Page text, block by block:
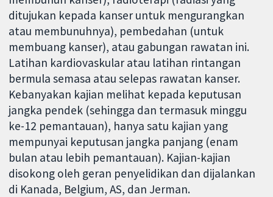
ditujukan kepada kanser untuk mengurangkan
atau membunuhnya), pembedahan (untuk
membuang kanser), atau gabungan rawatan ini.
Latihan kardiovaskular atau latihan rintangan
bermula semasa atau selepas rawatan kanser.
Kebanyakan kajian melihat kepada keputusan
jangka pendek (sehingga dan termasuk minggu
ke-12 pemantauan), hanya satu kajian yang
mempunyai keputusan jangka panjang (enam
bulan atau lebih pemantauan). Kajian-kajian
disokong oleh geran penyelidikan dan dijalankan
di Kanada, Belgium, AS, dan Jerman.